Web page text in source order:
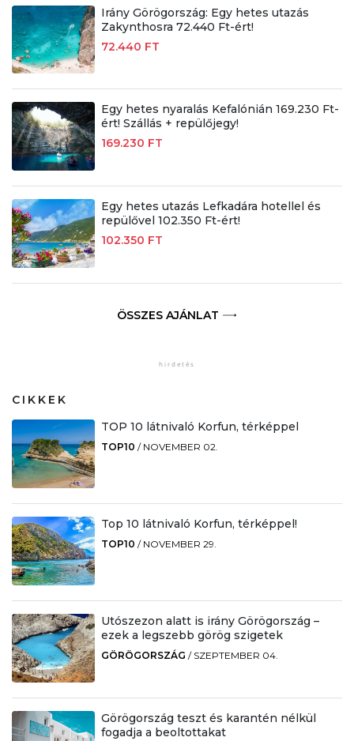
Irány Görögország: Egy hetes utazás
Zakynthosra 72.440 Ft-ért!
72.440 FT
Egy hetes nyaralás Kefalónián 169.230 Ft-
ért! Szállás + repülőjegy!
169.230 FT
Egy hetes utazás Lefkadára hotellel és
repülővel 102.350 Ft-ért!
102.350 FT
ÖSSZES AJÁNLAT
CIKKEK
TOP 10 látnivaló Korfun, térképpel
TOP10 / NOVEMBER 02.
Top 10 látnivaló Korfun, térképpel!
TOP10 / NOVEMBER 29.
Utószezon alatt is irány Görögország –
ezek a legszebb görög szigetek
GÖRÖGORSZÁG / SZEPTEMBER 04.
Görögország teszt és karantén nélkül
fogadja a beoltottakat